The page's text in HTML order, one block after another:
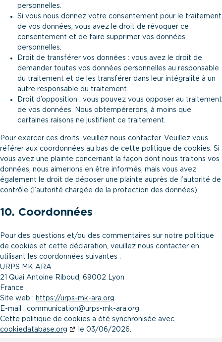
personnelles.
Si vous nous donnez votre consentement pour le traitement
de vos données, vous avez le droit de révoquer ce
consentement et de faire supprimer vos données
personnelles.
Droit de transférer vos données : vous avez le droit de
demander toutes vos données personnelles au responsable
du traitement et de les transférer dans leur intégralité à un
autre responsable du traitement.
Droit d’opposition : vous pouvez vous opposer au traitement
de vos données. Nous obtempérerons, à moins que
certaines raisons ne justifient ce traitement.
Pour exercer ces droits, veuillez nous contacter. Veuillez vous
référer aux coordonnées au bas de cette politique de cookies. Si
vous avez une plainte concernant la façon dont nous traitons vos
données, nous aimerions en être informés, mais vous avez
également le droit de déposer une plainte auprès de l’autorité de
contrôle (l’autorité chargée de la protection des données).
10. Coordonnées
Pour des questions et/ou des commentaires sur notre politique
de cookies et cette déclaration, veuillez nous contacter en
utilisant les coordonnées suivantes :
URPS MK ARA
21 Quai Antoine Riboud, 69002 Lyon
France
Site web : https://urps-mk-ara.org
E-mail : communication@urps-mk-ara.org
Cette politique de cookies a été synchronisée avec
cookiedatabase.org
le 03/06/2026.